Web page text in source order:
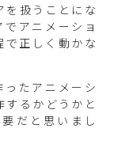
を扱うことにな
アニメーショ
で正しく動かな
たアニメーシ
るかどうかと
だと思いまし